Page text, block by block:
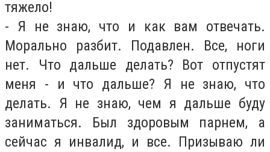
тяжело!
- Я не знаю, что и как вам отвечать.
Морально разбит. Подавлен. Все, ноги
нет. Что дальше делать? Вот отпустят
меня - и что дальше? Я не знаю, что
делать. Я не знаю, чем я дальше буду
заниматься. Был здоровым парнем, а
сейчас я инвалид, и все. Призываю ли